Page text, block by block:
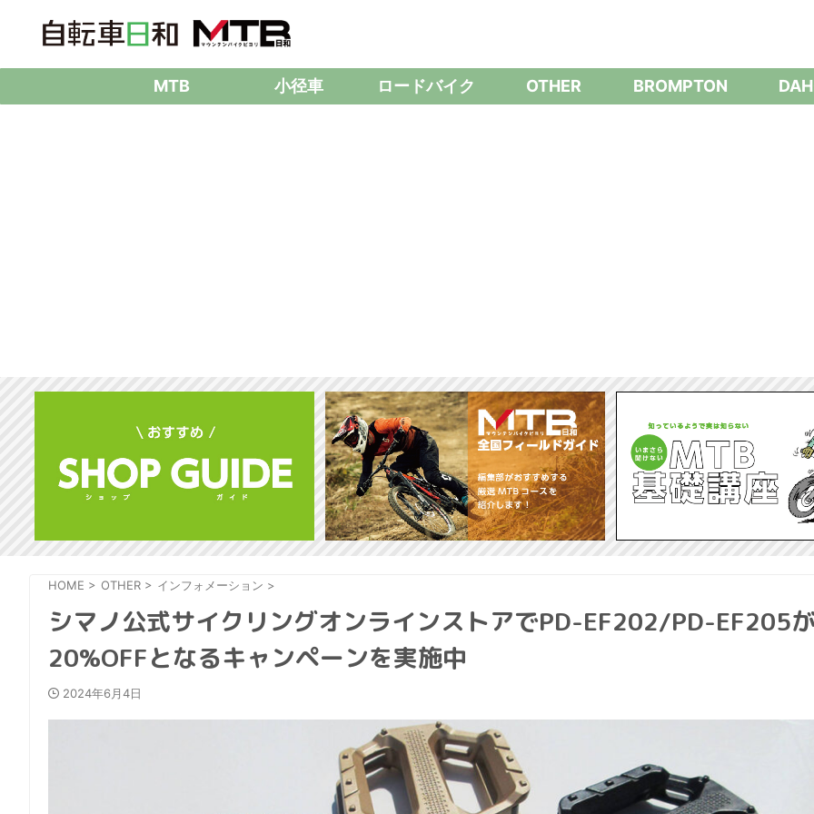
MTB 小径車 ロードバイク OTHER BROMPTON
HOME > OTHER > インフォメーション >
シマノ公式サイクリングオンラインストアでPD-EF202/PD-EF205
20%OFFとなるキャンペーンを実施中
2024年6月4日